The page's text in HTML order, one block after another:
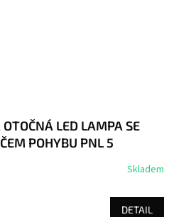
OTOČNÁ LED LAMPA SE
POHYBU PNL 5
Skladem
DETAIL